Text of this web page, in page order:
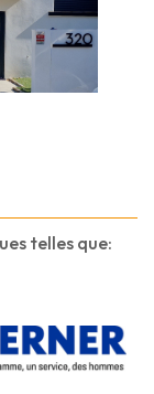
telles que: